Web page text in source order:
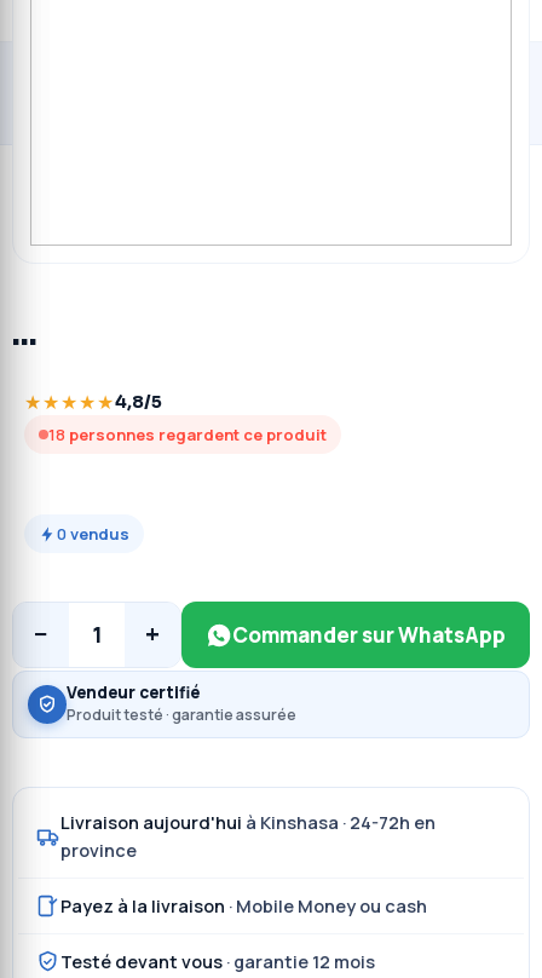
…
★★★★★4,8/5
18 personnes regardent ce produit
0vendus
− 1 + Commander sur WhatsApp
Vendeur certifié
Produit testé · garantie assurée
Livraison aujourd'hui à Kinshasa · 24-72h en
province
Payez à la livraison · Mobile Money ou cash
Testé devant vous · garantie 12 mois